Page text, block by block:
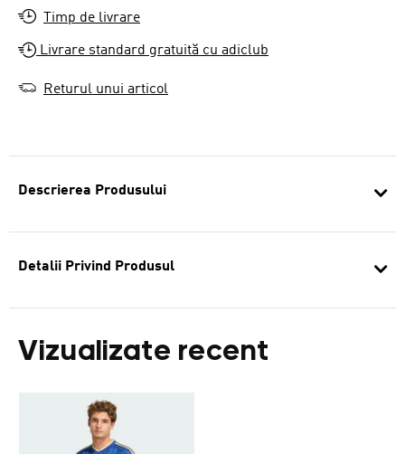
Descrierea Produsului
Detalii Privind Produsul
Vizualizate recent
Timp de livrare
Livrare standard gratuită cu adiclub
Returul unui articol